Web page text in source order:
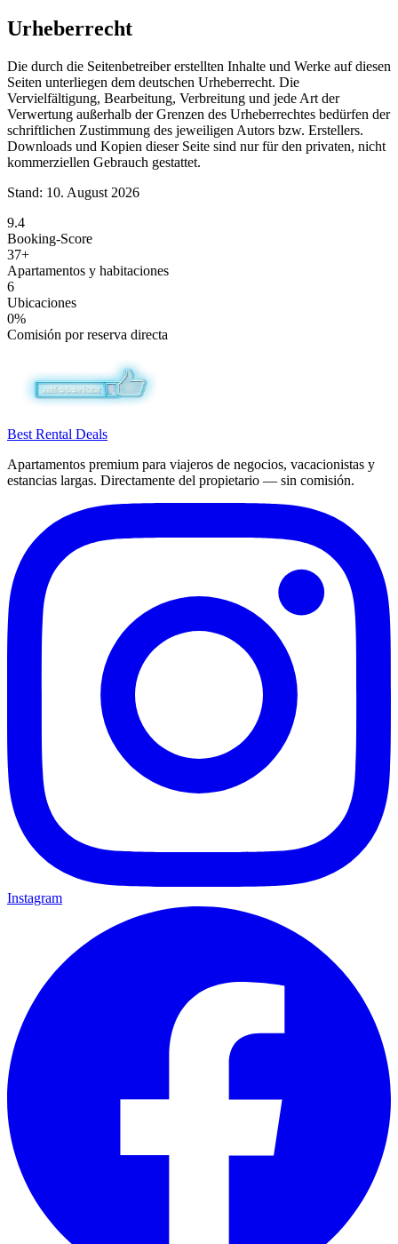
Urheberrecht
Die durch die Seitenbetreiber erstellten Inhalte und Werke auf diesen
Seiten unterliegen dem deutschen Urheberrecht. Die
Vervielfältigung, Bearbeitung, Verbreitung und jede Art der
Verwertung außerhalb der Grenzen des Urheberrechtes bedürfen der
schriftlichen Zustimmung des jeweiligen Autors bzw. Erstellers.
Downloads und Kopien dieser Seite sind nur für den privaten, nicht
kommerziellen Gebrauch gestattet.
Stand: 10. August 2026
9.4
Booking-Score
37+
Apartamentos y habitaciones
6
Ubicaciones
0%
Comisión por reserva directa
Best Rental Deals
Apartamentos premium para viajeros de negocios, vacacionistas y
estancias largas. Directamente del propietario — sin comisión.
Instagram